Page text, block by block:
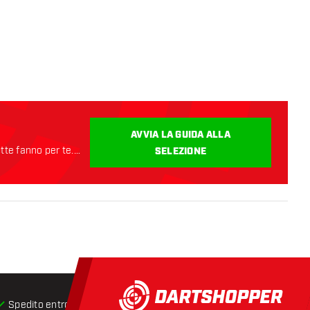
fanno per te.
AVVIA LA GUIDA ALLA
SELEZIONE
Spedito entro 24 ore Spedizione gratuitada € 75